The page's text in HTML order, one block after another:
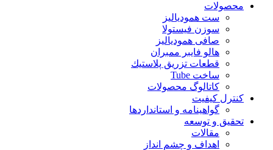
ست همودیالیز
سوزن فیستولا
صافی همودیالیز
هالو فایبر ممبران
قطعات تزريق پلاستيك
ساخت Tube
کاتالوگ محصولات
کیفیت
گواهينامه و استانداردها
و توسعه
مقالات
اهداف و چشم انداز